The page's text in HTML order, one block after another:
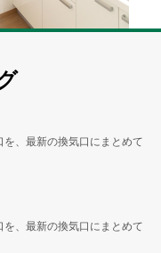
、最新の換気口にまとめて
、最新の換気口にまとめて